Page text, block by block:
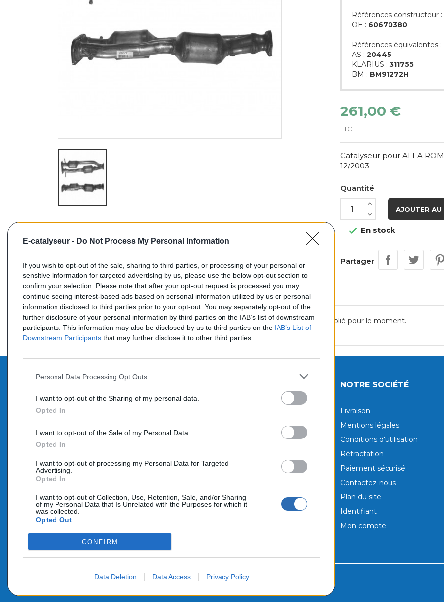
E-catalyseur - Do Not Process My Personal Information
If you wish to opt-out of the sale, sharing to third parties, or processing of your personal or
sensitive information for targeted advertising by us, please use the below opt-out section to
confirm your selection. Please note that after your opt-out request is processed you may
continue seeing interest-based ads based on personal information utilized by us or personal
information disclosed to third parties prior to your opt-out. You may separately opt-out of the
further disclosure of your personal information by third parties on the IAB’s list of downstream
participants. This information may also be disclosed by us to third parties on the IAB’s List of
Downstream Participants that may further disclose it to other third parties.
Personal Data Processing Opt Outs
I want to opt-out of the Sharing of my personal data.
Opted In
I want to opt-out of the Sale of my Personal Data.
Opted In
I want to opt-out of processing my Personal Data for Targeted
Advertising.
Opted In
I want to opt-out of Collection, Use, Retention, Sale, and/or Sharing
of my Personal Data that Is Unrelated with the Purposes for which it
was collected.
Opted Out
CONFIRM
Data Deletion Data Access Privacy Policy
Références constructeur :
OE : 60670380
Références équivalentes :
AS : 20445
KLARIUS : 311755
BM : BM91272H
261,00 €
TTC
Catalyseur pour ALFA
12/2003
Quantité
AJOUTER AU
 En stock
Partager
Commentaires (0)
Aucun avis n'a été publié pour le moment.
TÉLÉPHONE:
COURRIEL :
NOTRE SOCIÉTÉ
Livraison
Mentions légales
Conditions d'utilisation
Rétractation
Paiement sécurisé
Contactez-nous
Plan du site
Identifiant
Mon compte
© 2026 - Alimenté par SEHLATECH